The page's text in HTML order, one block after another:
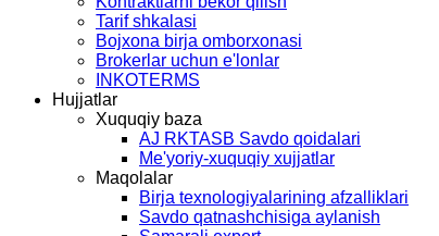
Tarif shkalasi
Bojxona birja omborxonasi
Brokerlar uchun e'lonlar
INKOTERMS
Hujjatlar
Xuquqiy baza
AJ RKTASB Savdo qoidalari
Me'yoriy-xuquqiy xujjatlar
Maqolalar
Birja texnologiyalarining afzalliklari
Savdo qatnashchisiga aylanish